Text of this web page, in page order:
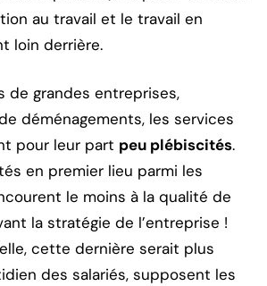
au travail et le travail en
loin derrière.
de grandes entreprises,
déménagements, les services
pour leur part peu plébiscités.
en premier lieu parmi les
le moins à la qualité de
la stratégie de l’entreprise !
cette dernière serait plus
des salariés, supposent les